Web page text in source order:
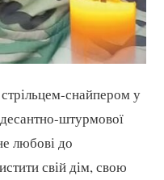
снайпером у
штурмової
любові до
свій дім, свою